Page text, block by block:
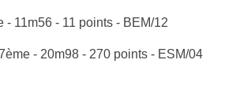
11m56 - 11 points - BEM/12
- 20m98 - 270 points - ESM/04